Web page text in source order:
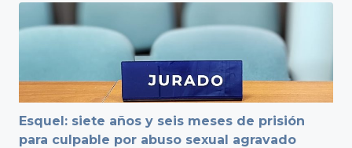
Esquel: siete años y seis meses de prisión
para culpable por abuso sexual agravado